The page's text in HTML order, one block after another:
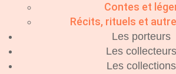
Contes et
Récits, rituels et
Les porteurs
Les collecteurs
Les collections